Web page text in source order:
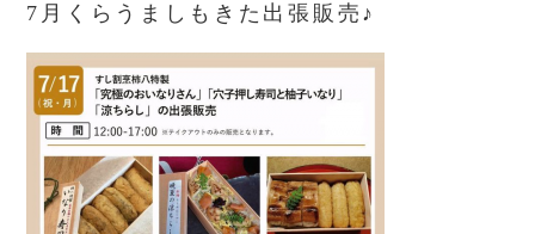
7月くらうましもきた出張販売♪